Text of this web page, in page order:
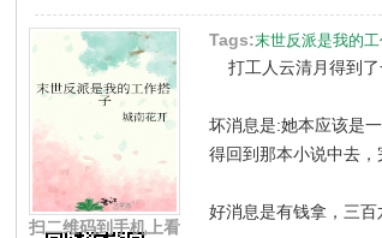
扫二维码到手机上看
Tags:末世反派是我的
打工人云清月得到了
坏消息是:她本应该是
得回到那本小说中去，
好消息是有钱拿，三百